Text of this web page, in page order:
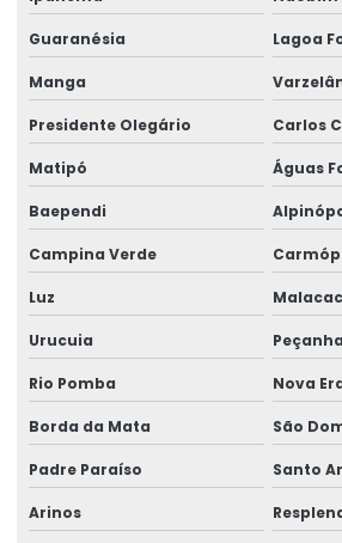
Talha Elétrica Para Indústria Alimentícia
Talha elétrica para ponte rolante
Talha Elétrica Resistente A Corrosão Para
Talha Fixa Aço Carbono
Talha Fixa Aço Carbono Aplicações
Talha Fixa Aço Carbono Preço
Talha Fixa Cinta Industrial
Talha Fixa De Cabo De Aço
Talha Fixa Duplaviga Para Indústrias
Talha Fixa Para Cargas Extrema
Guaranésia Lagoa
Manga
Presidente Olegário Carlos
Matipó Águas
Baependi
Campina Verde
Luz
Urucuia Peçanha
Rio Pomba Nova
Borda da Mata São
Padre Paraíso Santo
Arinos